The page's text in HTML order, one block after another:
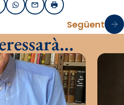
/ Twitter
WhatsApp
EmailImprimir
Següent